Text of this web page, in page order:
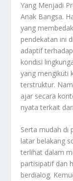
Yang Menjadi
Anak Bangsa.
yang
pendekatan ini
adaptif
kondisi
yang mengikuti
terstruktur.
ajar secara
nyata terkait
Serta mudah di
latar belakang
terlihat dalam
partisipatif dan
berdialog.